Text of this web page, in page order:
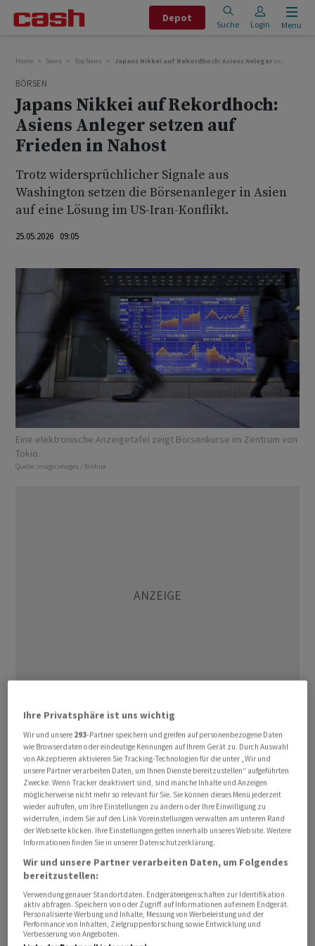
Depot
Suche Login Menu
Home News Top News Japans Nikkei auf Rekordhoch: Asiens Anleger setzen auf
BÖRSEN
Japans Nikkei auf Rekordhoch:
Asiens Anleger setzen auf
Frieden in Nahost
Trotz widersprüchlicher Signale aus
Washington setzen die Börsenanleger in Asien
auf eine Lösung im US-Iran-Konflikt.
25.05.2026 09:05
Eine elektronische Anzeigetafel zeigt Börsenkurse im Zentrum von
Tokio.
Quelle: imago images / Xinhua
In Tokio ‌legte ⁠der 225 Werte umfassende
um bis zu 3,3 Prozent ⁠auf den neuen Höchststand von
65'408,87 Punkten. Damit überwand er erstmals die
‌Marke von 65.000 Zählern. Der breiter gefasste ‌Topix
legte in der ​Spitze um 1,6 Prozent auf 3954 Punkte zu.
Die Hoffnung auf sinkende Strompreise beflügelte in
Tokio vor allem den energieintensiven KI-Sektor. Japans
stark von Energieimporten abhängige Wirtschaft
profitierte besonders von der Aussicht ‌auf eine Öffnung
der Strasse von Hormus. US-Präsident Donald Trump
hatte am Wochenende erklärt, Washington und Teheran
hätten dazu weitgehend eine Absichtserklärung ​
Ihre Privatsphäre ist uns wichtig
Wir und unsere 293-Partner speichern und greifen auf personenbezogene Daten
wie Browserdaten oder eindeutige Kennungen auf Ihrem Gerät zu. Durch Auswahl
von Akzeptieren aktivieren Sie Tracking-Technologien für die unter „Wir und
unsere Partner verarbeiten Daten, um Ihnen Dienste bereitzustellen“ aufgeführten
Zwecke. Wenn Tracker deaktiviert sind, sind manche Inhalte und Anzeigen
möglicherweise nicht mehr so relevant für Sie. Sie können dieses Menü jederzeit
wieder aufrufen, um Ihre Einstellungen zu ändern oder Ihre Einwilligung zu
widerrufen, indem Sie auf den Link Voreinstellungen verwalten am unteren Rand
der Webseite klicken. Ihre Einstellungen gelten innerhalb unseres Website. Weitere
Informationen finden Sie in unserer Datenschutzerklärung.
Wir und unsere Partner verarbeiten Daten, um Folgendes
bereitzustellen:
Verwendung genauer Standortdaten. Endgeräteeigenschaften zur Identifikation
aktiv abfragen. Speichern von oder Zugriff auf Informationen auf einem Endgerät.
Personalisierte Werbung und Inhalte, Messung von Werbeleistung und der
Performance von Inhalten, Zielgruppenforschung sowie Entwicklung und
Verbesserung von Angeboten.